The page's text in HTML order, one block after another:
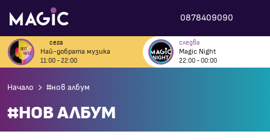
0878409090
сега
Най-добрата музика
11:00 - 22:00
следва
Magic Night
22:00 - 00:00
Начало #нов албум
#НОВ АЛБУМ